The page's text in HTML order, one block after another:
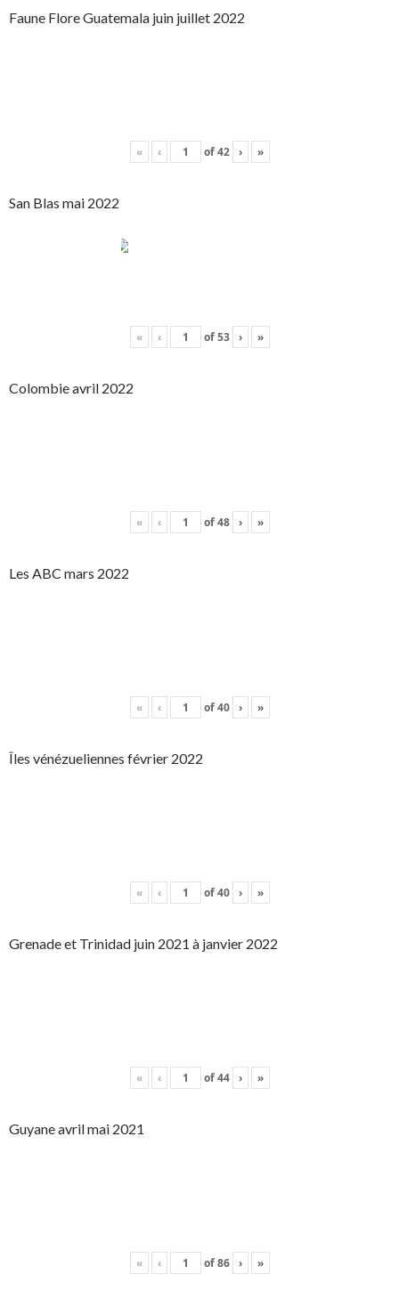
Faune Flore Guatemala juin juillet 2022
« ‹ of42 › »
San Blas mai 2022
« ‹ of53 › »
Colombie avril 2022
« ‹ of48 › »
Les ABC mars 2022
« ‹ of40 › »
Îles vénézueliennes février 2022
« ‹ of40 › »
Grenade et Trinidad juin 2021 à janvier 2022
« ‹ of44 › »
Guyane avril mai 2021
« ‹ of86 › »